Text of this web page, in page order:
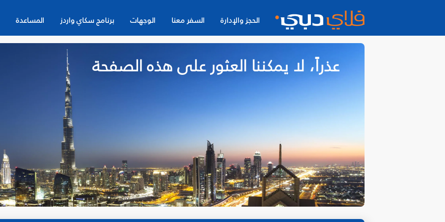
الحجز والإدارة السفر معنا الوجهات برنامج سكاي واردز المساعدة
عذراً، لا يمكننا العثور على هذه الصفحة